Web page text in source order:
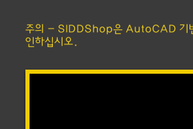
주의 - SIDDShop은 AutoCAD 기
인하십시오.